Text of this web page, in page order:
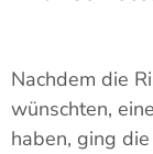
Nachdem die
wünschten,
haben, ging